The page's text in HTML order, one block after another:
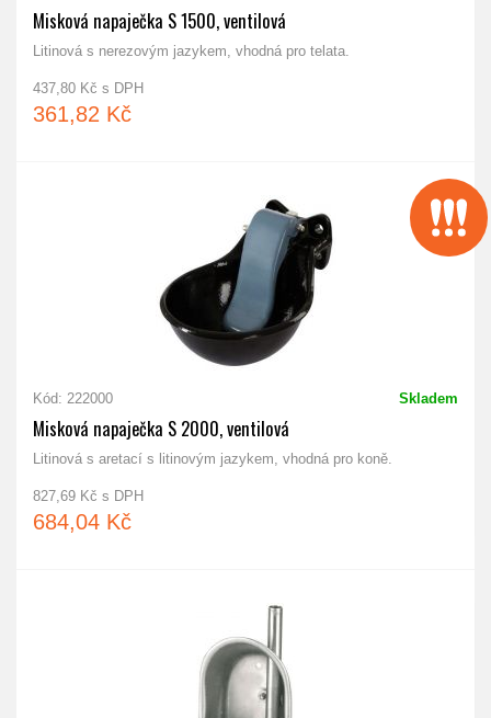
Misková napaječka S 1500, ventilová
Litinová s nerezovým jazykem, vhodná pro telata.
437,80 Kč s DPH
361,82 Kč
Kód: 222000 Skladem
Misková napaječka S 2000, ventilová
Litinová s aretací s litinovým jazykem, vhodná pro koně.
827,69 Kč s DPH
684,04 Kč